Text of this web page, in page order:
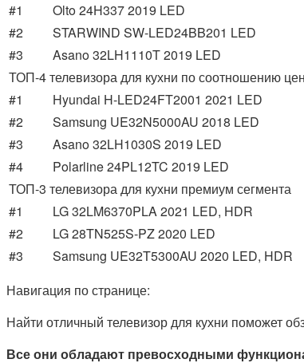
#1
Olto 24H337 2019 LED
#2
STARWIND SW-LED24BB201 LED
#3
Asano 32LH1110T 2019 LED
ТОП-4 телевизора для кухни по соотношению
#1
Hyundai H-LED24FT2001 2021 LED
#2
Samsung UE32N5000AU 2018 LED
#3
Asano 32LH1030S 2019 LED
#4
Polarline 24PL12TC 2019 LED
ТОП-3 телевизора для кухни премиум сегмента
#1
LG 32LM6370PLA 2021 LED, HDR
#2
LG 28TN525S-PZ 2020 LED
#3
Samsung UE32T5300AU 2020 LED, HDR
Навигация по странице:
Найти отличный телевизор для кухни поможет
Все они обладают превосходными